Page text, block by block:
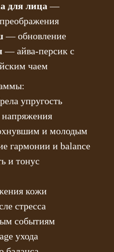
для лица —
— обновление
— айва-персик с
чаем
упругость
и молодым
гармонии и balance
и тонус
кожи
стресса
событиям
ухода